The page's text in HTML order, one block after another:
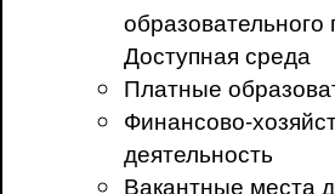
образовательного
Доступная среда
Платные
Финансово-
деятельность
Вакантные места